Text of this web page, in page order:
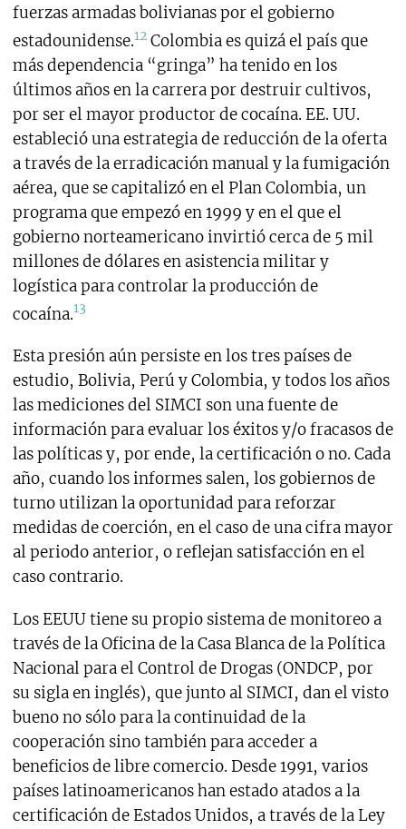
fuerzas armadas bolivianas por el gobierno
estadounidense.12Colombia es quizá el país que
más dependencia “gringa” ha tenido en los
últimos años en la carrera por destruir cultivos,
por ser el mayor productor de cocaína. EE. UU.
estableció una estrategia de reducción de la oferta
a través de la erradicación manual y la fumigación
aérea, que se capitalizó en el Plan Colombia, un
programa que empezó en 1999 y en el que el
gobierno norteamericano invirtió cerca de 5 mil
millones de dólares en asistencia militar y
logística para controlar la producción de
cocaína.13
Esta presión aún persiste en los tres países de
estudio, Bolivia, Perú y Colombia, y todos los años
las mediciones del SIMCI son una fuente de
información para evaluar los éxitos y/o fracasos de
las políticas y, por ende, la certificación o no. Cada
año, cuando los informes salen, los gobiernos de
turno utilizan la oportunidad para reforzar
medidas de coerción, en el caso de una cifra mayor
al periodo anterior, o reflejan satisfacción en el
caso contrario.
Los EEUU tiene su propio sistema de monitoreo a
través de la Oficina de la Casa Blanca de la Política
Nacional para el Control de Drogas (ONDCP, por
su sigla en inglés), que junto al SIMCI, dan el visto
bueno no sólo para la continuidad de la
cooperación sino también para acceder a
beneficios de libre comercio. Desde 1991, varios
países latinoamericanos han estado atados a la
certificación de Estados Unidos, a través de la Ley